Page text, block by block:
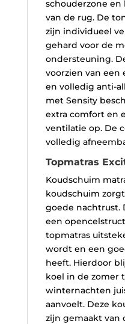
schouderzone
van de rug. De
zijn individueel
gehard voor de
ondersteuning.
voorzien van een
en volledig anti-
met Sensity
extra comfort en
ventilatie op. De
volledig
Topmatras
Koudschuim
koudschuim
goede nachtrust.
een
topmatras
wordt en een
heeft. Hierdoor
koel in de zomer
winternachten
aanvoelt. Deze
zijn gemaakt van